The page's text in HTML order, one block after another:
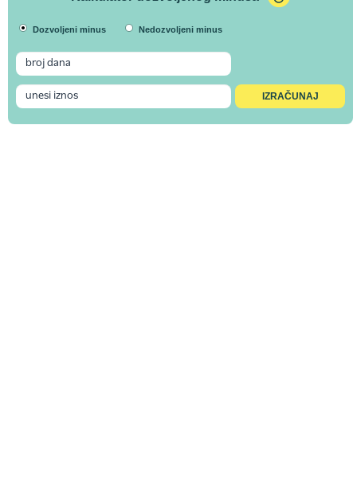
Dozvoljeni minus Nedozvoljeni minus